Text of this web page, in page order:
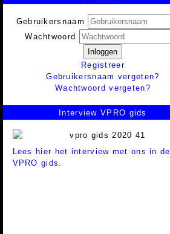
Gebruikersnaam
Wachtwoord
Inloggen
Registreer
Gebruikersnaam vergeten?
Wachtwoord vergeten?
Interview VPRO gids
Lees hier het interview met ons in de
VPRO gids.